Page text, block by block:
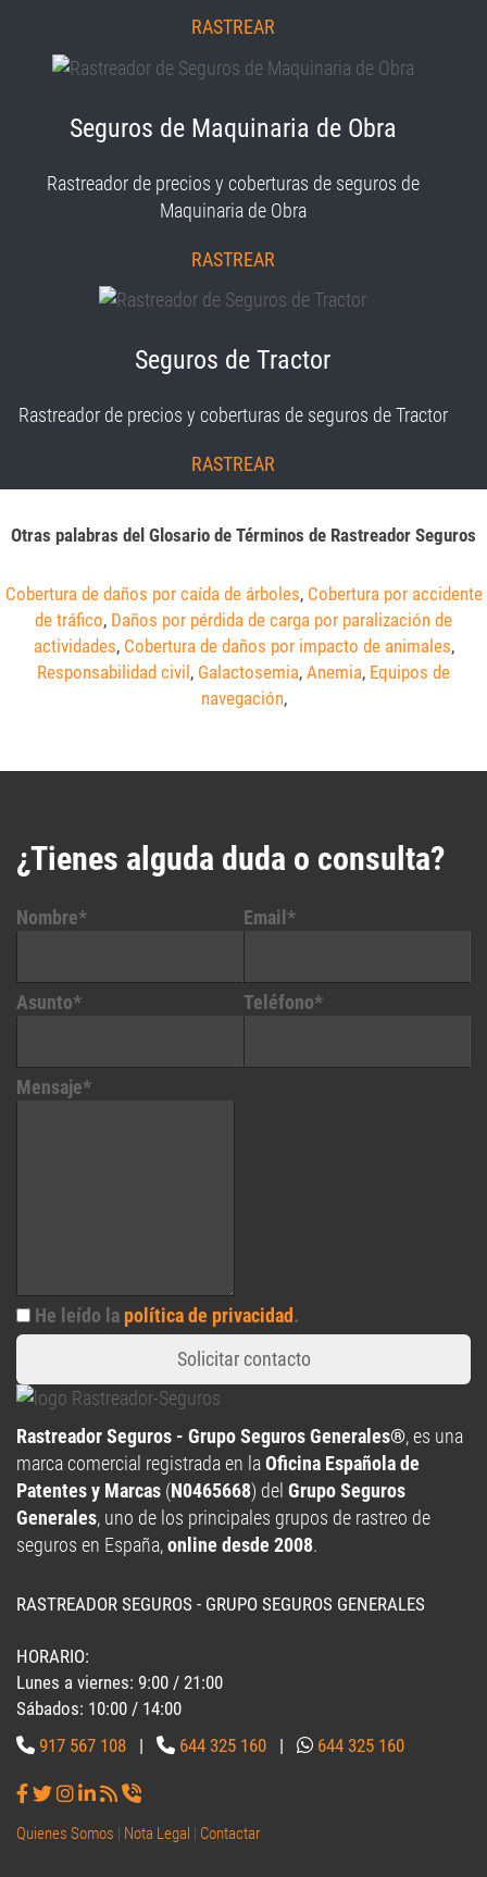
RASTREAR
Seguros de Maquinaria de Obra
Rastreador de precios y coberturas de seguros de
Maquinaria de Obra
RASTREAR
Seguros de Tractor
Rastreador de precios y coberturas de seguros de Tractor
RASTREAR
Otras palabras del Glosario de Términos de Rastreador Seguros
Cobertura de daños por caída de árboles, Cobertura por accidente
de tráfico, Daños por pérdida de carga por paralización de
actividades, Cobertura de daños por impacto de animales,
Responsabilidad civil , Galactosemia, Anemia, Equipos de
navegación,
¿Tienes alguda duda o consulta?
Nombre*
Asunto*
Email*
Teléfono*
Mensaje*
He leído la política de privacidad.
Solicitar contacto
Rastreador Seguros - Grupo Seguros Generales®, es una
marca comercial registrada en laOficina Española de
Patentes y Marcas (N0465668) del Grupo Seguros
Generales, uno de los principales grupos de rastreo de
seguros en España,online desde 2008.
RASTREADOR SEGUROS - GRUPO SEGUROS GENERALES
HORARIO:
Lunes a viernes: 9:00 / 21:00
Sábados: 10:00 / 14:00
917 567 108 | 644 325 160 | 644 325 160
Quienes Somos | Nota Legal | Contactar